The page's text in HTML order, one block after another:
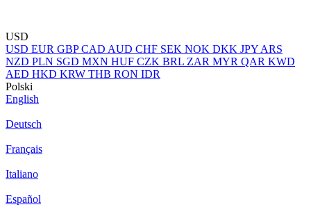
USD
USD EUR GBP CAD AUD CHF SEK NOK DKK JPY ARS
NZD PLN SGD MXN HUF CZK BRL ZAR MYR QAR KWD
AED HKD KRW THB RON IDR
Polski
English
Deutsch
Français
Italiano
Español